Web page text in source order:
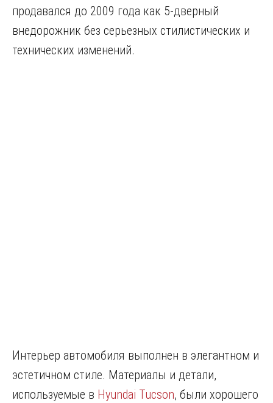
продавался до 2009 года как 5-дверный
внедорожник без серьезных стилистических и
технических изменений.
Интерьер автомобиля выполнен в элегантном и
эстетичном стиле. Материалы и детали,
используемые в Hyundai Tucson, были хорошего